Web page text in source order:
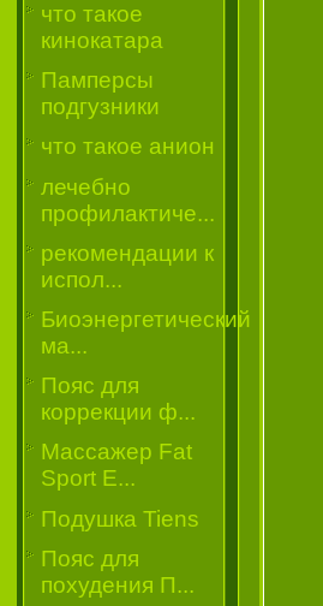
что такое
кинокатара
Памперсы
подгузники
что такое анион
лечебно
профилактиче...
рекомендации к
испол...
Биоэнергетический
ма...
Пояс для
коррекции ф...
Массажер Fat
Sport E...
Подушка Tiens
Пояс для
похудения П...